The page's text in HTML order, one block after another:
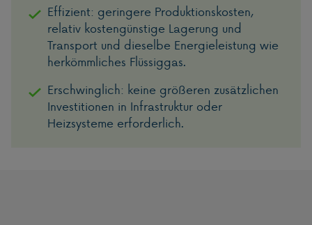
Effizient: geringere Produktionskosten,
relativ kostengünstige Lagerung und
Transport und dieselbe Energieleistung wie
herkömmliches Flüssiggas.
Erschwinglich: keine größeren zusätzlichen
Investitionen in Infrastruktur oder
Heizsysteme erforderlich.